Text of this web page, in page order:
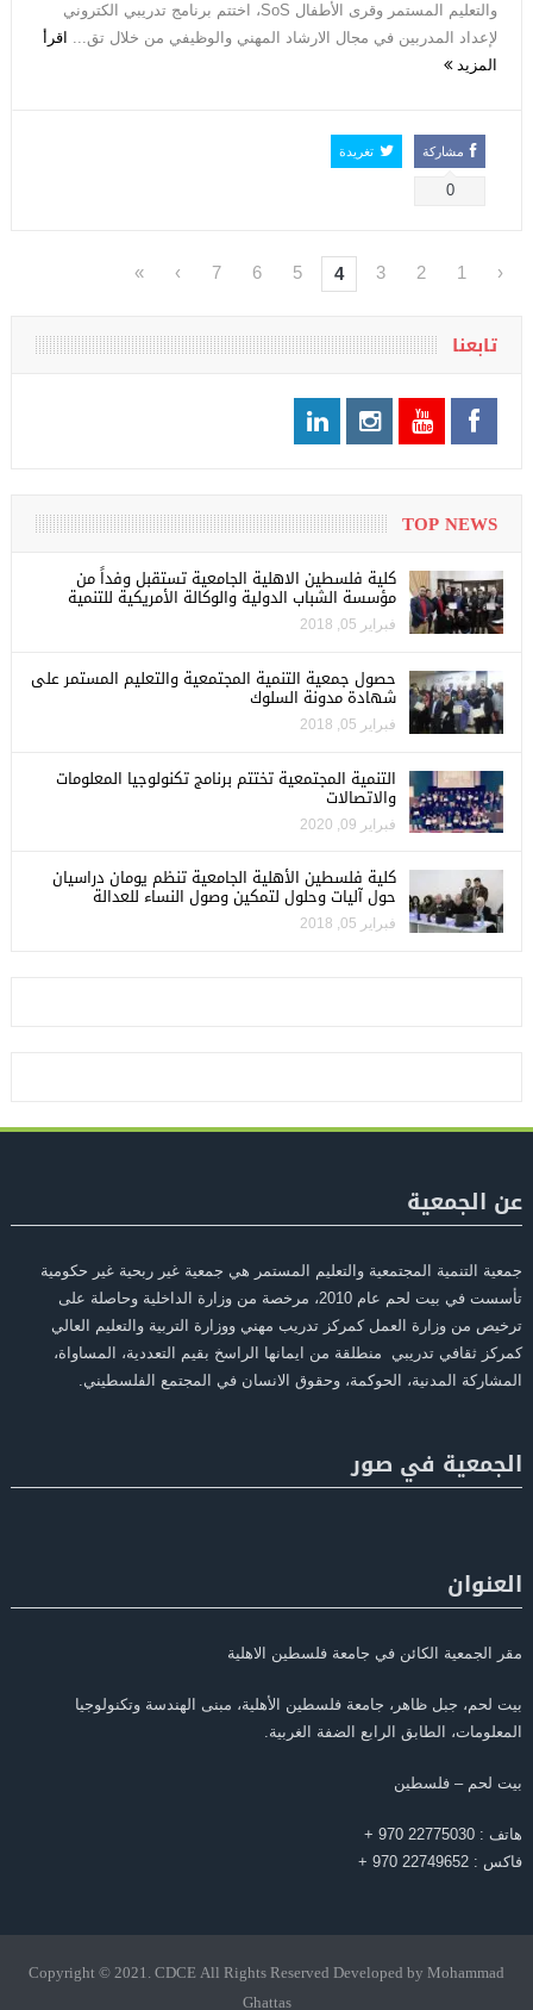
والتعليم المستمر وقرى الأطفال SoS، اختتم برنامج تدريبي الكتروني
لإعداد المدربين في مجال الارشاد المهني والوظيفي من خلال تق... اقرأ
المزيد
مشاركة
0
تغريدة
‹
1
2
3
4
5
6
7
›
»
تابعنا
TOP NEWS
كلية فلسطين الاهلية الجامعية تستقبل وفداً من
مؤسسة الشباب الدولية والوكالة الأمريكية للتنمية
فبراير 05, 2018
حصول جمعية التنمية المجتمعية والتعليم المستمر على
شهادة مدونة السلوك
فبراير 05, 2018
التنمية المجتمعية تختتم برنامج تكنولوجيا المعلومات
والاتصالات
فبراير 09, 2020
كلية فلسطين الأهلية الجامعية تنظم يومان دراسيان
حول آليات وحلول لتمكين وصول النساء للعدالة
فبراير 05, 2018
عن الجمعية
جمعية التنمية المجتمعية والتعليم المستمر هي جمعية غير ربحية غير حكومية
تأسست في بيت لحم عام 2010، مرخصة من وزارة الداخلية وحاصلة على
ترخيص من وزارة العمل كمركز تدريب مهني ووزارة التربية والتعليم العالي
كمركز ثقافي تدريبي منطلقة من ايمانها الراسخ بقيم التعددية، المساواة،
المشاركة المدنية، الحوكمة، وحقوق الانسان في المجتمع الفلسطيني.
الجمعية في صور
العنوان
مقر الجمعية الكائن في جامعة فلسطين الاهلية
بيت لحم، جبل ظاهر، جامعة فلسطين الأهلية، مبنى الهندسة وتكنولوجيا
المعلومات، الطابق الرابع الضفة الغربية.
بيت لحم – فلسطين
هاتف : 22775030 970 +
فاكس : 22749652 970 +
Copyright © 2021. CDCE All Rights Reserved Developed by Mohammad
Ghattas